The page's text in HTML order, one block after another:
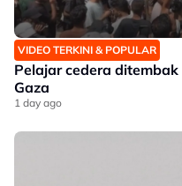
VIDEO TERKINI & POPULAR
Pelajar cedera
Gaza
1 day ago